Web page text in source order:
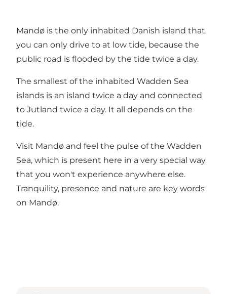
Mandø is the only inhabited Danish island that
you can only drive to at low tide, because the
public road is flooded by the tide twice a day.
The smallest of the inhabited Wadden Sea
islands is an island twice a day and connected
to Jutland twice a day. It all depends on the
tide.
Visit Mandø and feel the pulse of the Wadden
Sea, which is present here in a very special way
that you won't experience anywhere else.
Tranquility, presence and nature are key words
on Mandø.